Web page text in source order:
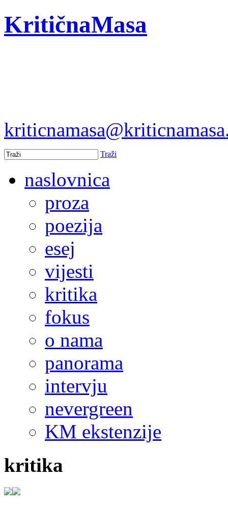
KritičnaMasa
Traži
naslovnica
proza
poezija
esej
vijesti
kritika
fokus
o nama
panorama
intervju
nevergreen
KM ekstenzije
kritika